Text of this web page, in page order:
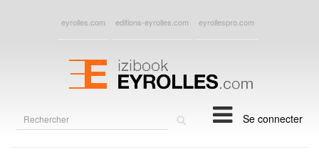
eyrolles.com editions-eyrolles.com eyrollespro.com
Se connecter